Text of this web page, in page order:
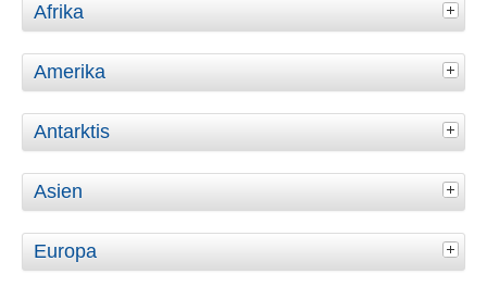
Afrika
Amerika
Antarktis
Asien
Europa